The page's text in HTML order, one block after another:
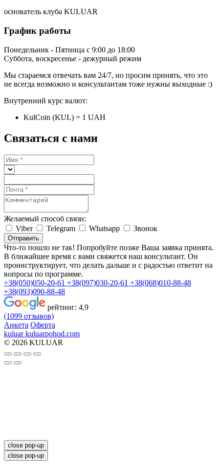
основатель клуба KULUAR
График работы
Понедельник - Пятница с 9:00 до 18:00
Суббота, воскресенье - дежурный режим
Мы стараемся отвечать вам 24/7, но просим принять, что это
не всегда возможно и консультантам тоже нужны выходные :)
Внутренний курс валют:
KulCoin (KUL) = 1 UAH
Связаться с нами
Желаемый способ связи:
Viber
Telegram Whatsapp Звонок
Отправить
Что-то пошло не так! Попробуйте позже Ваша заявка принята.
В ближайшее время с вами свяжется наш консультант. Он
проинструктирует, что делать дальше и с радостью ответит на
вопросы по программе.
+38(050)050-20-61 +38(097)030-20-61 +38(068)010-88-48
+38(093)090-88-48
рейтинг: 4.9
(1099 отзывов)
Анкета Оферта
kuluar kuluarpohod.com
© 2026 KULUAR
close pop-up
close pop-up